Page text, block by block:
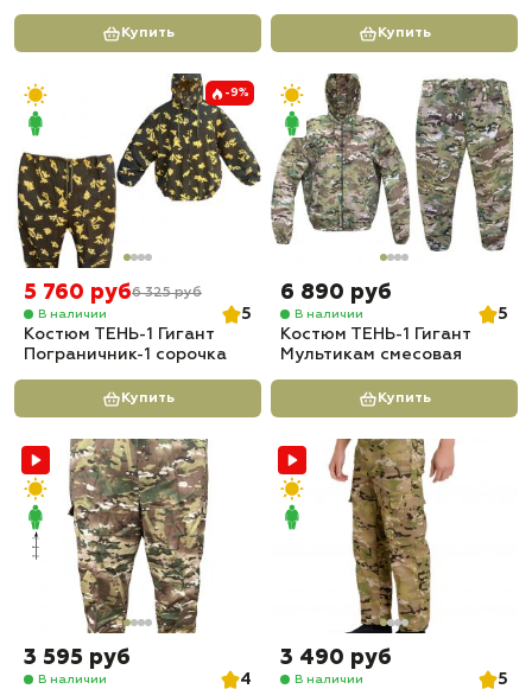
Купить Купить
-9%
5 760 руб6 325 руб
В наличии
5
Костюм ТЕНЬ-1 Гигант
Пограничник-1 сорочка
Купить
6 890 руб
В наличии
5
Костюм ТЕНЬ-1 Гигант
Мультикам смесовая
Купить
3 595 руб
В наличии
4
3 490 руб
В наличии
5